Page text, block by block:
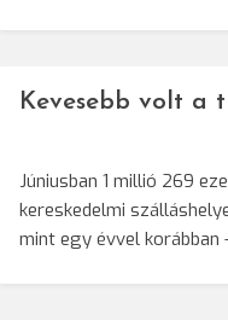
Kevesebb volt a
Júniusban 1 millió 269
kereskedelmi
mint egy évvel korábban